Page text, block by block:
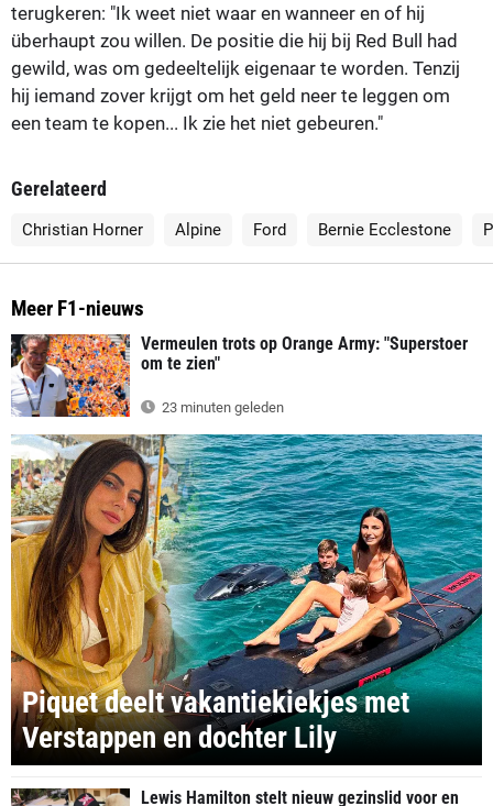
terugkeren: "Ik weet niet waar en wanneer en of hij
überhaupt zou willen. De positie die hij bij Red Bull had
gewild, was om gedeeltelijk eigenaar te worden. Tenzij
hij iemand zover krijgt om het geld neer te leggen om
een team te kopen... Ik zie het niet gebeuren."
Gerelateerd
Christian Horner Alpine Ford Bernie Ecclestone
Meer F1-nieuws
Vermeulen trots op Orange Army: "Superstoer
om te zien"
23 minuten geleden
Piquet deelt vakantiekiekjes met
Verstappen en dochter Lily
Lewis Hamilton stelt nieuw gezinslid voor en